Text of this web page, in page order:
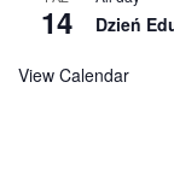
14 Dzień
View Calendar